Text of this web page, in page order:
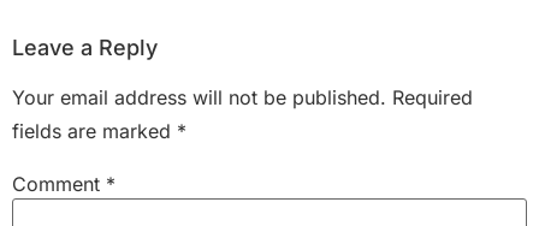
Leave a Reply
Your email address will not be published. Required
fields are marked *
Comment *